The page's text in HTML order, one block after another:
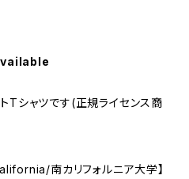
Tシャツです(正規ライセンス商
南カリフォルニア大学】